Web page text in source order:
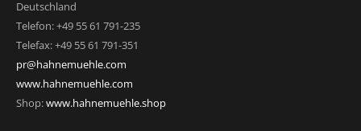
Deutschland
Telefon: +49 55 61 791-235
Telefax: +49 55 61 791-351
pr@hahnemuehle.com
www.hahnemuehle.com
Shop:www.hahnemuehle.shop